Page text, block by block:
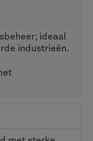
DS-ecosysteem
hoewel er
dezelfde